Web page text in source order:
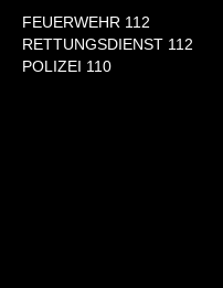
FEUERWEHR 112
RETTUNGSDIENST 112
POLIZEI 110